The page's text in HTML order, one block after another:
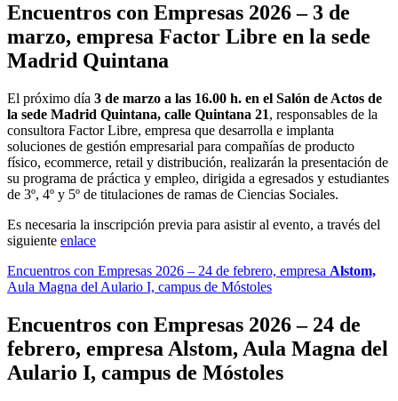
Encuentros con Empresas 2026 – 3 de
marzo, empresa Factor Libre en la sede
Madrid Quintana
El próximo día 3 de marzo a las 16.00 h. en el Salón de Actos de
la sede Madrid Quintana, calle Quintana 21, responsables de la
consultora Factor Libre, empresa que desarrolla e implanta
soluciones de gestión empresarial para compañías de producto
físico, ecommerce, retail y distribución, realizarán la presentación de
su programa de práctica y empleo, dirigida a egresados y estudiantes
de 3º, 4º y 5º de titulaciones de ramas de Ciencias Sociales.
Es necesaria la inscripción previa para asistir al evento, a través del
siguiente enlace
Encuentros con Empresas 2026 – 24 de febrero, empresa Alstom,
Aula Magna del Aulario I, campus de Móstoles
Encuentros con Empresas 2026 – 24 de
febrero, empresa Alstom, Aula Magna del
Aulario I, campus de Móstoles